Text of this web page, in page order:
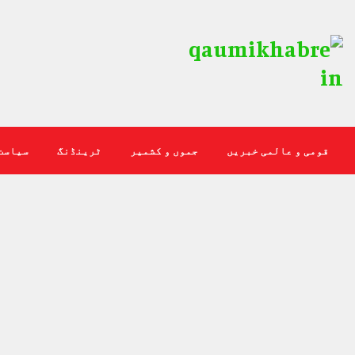
ٹرینڈنگ جموں و کشمیر قومی و عالمی خبریں